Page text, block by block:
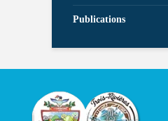
Publications